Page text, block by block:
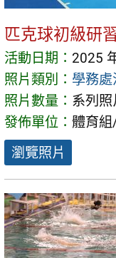
匹克球初級研
活動日期： 2025
照片類別： 學務
照片數量： 系列
發佈單位： 體育
瀏覽照片